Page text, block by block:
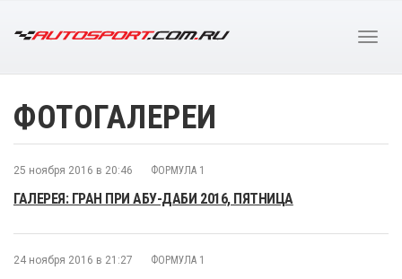
ФОТОГАЛЕРЕИ
25 ноября 2016 в 20:46 ФОРМУЛА 1
ГАЛЕРЕЯ: ГРАН ПРИ АБУ-ДАБИ 2016, ПЯТНИЦА
24 ноября 2016 в 21:27 ФОРМУЛА 1